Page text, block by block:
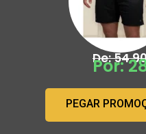
De:
Por:
PEGAR